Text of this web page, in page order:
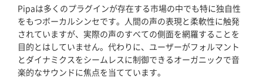
Pipaは多くのプラグインが存在する市場の中でも特に独自性
をもつボーカルシンセです。人間の声の表現と柔軟性に触発
されていますが、実際の声のすべての側面を網羅することを
目的とはしていません。代わりに、ユーザーがフォルマント
とダイナミクスをシームレスに制御できるオーガニックで音
楽的なサウンドに焦点を当てています。